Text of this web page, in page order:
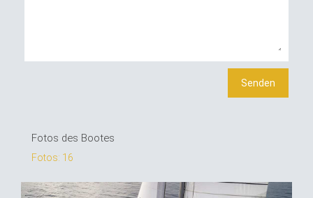
Fotos des Bootes
Fotos: 16